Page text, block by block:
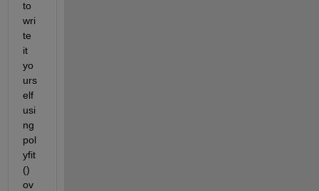
to
wri
te
it
yo
urs
elf
usi
ng
pol
yfit
()
ov